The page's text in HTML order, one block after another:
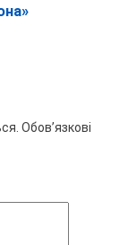
Обов’язкові